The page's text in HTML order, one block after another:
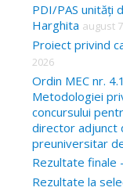
c
h
f
o
r
PDI/PAS unități
Harghita august
Proiect privind
2026
Ordin MEC nr.
Metodologiei
concursului
director adjunct
preuniversitar
Rezultate finale
Rezultate la